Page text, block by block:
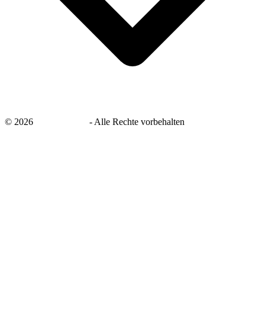
© 2026 - Alle Rechte vorbehalten